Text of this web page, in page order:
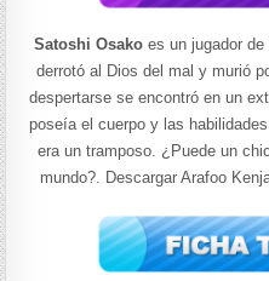
Satoshi Osakoes un jugador de
derrotó al Dios del mal y murió
despertarse se encontró en un
poseía el cuerpo y las
era un tramposo. ¿Puede un
mundo?. Descargar Arafoo